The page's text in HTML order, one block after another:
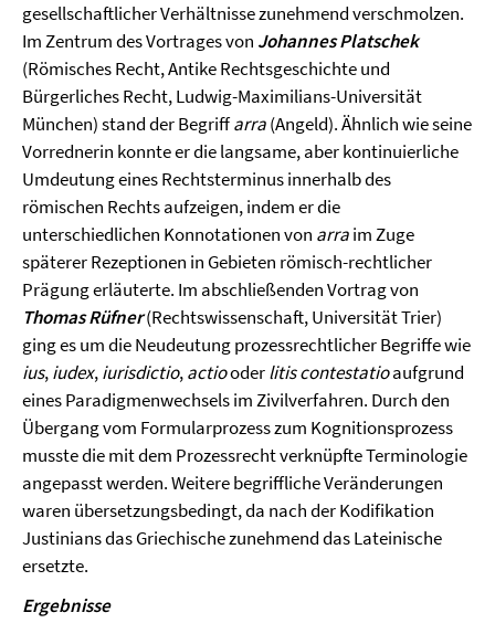
gesellschaftlicher Verhältnisse zunehmend verschmolzen.
Im Zentrum des Vortrages von Johannes Platschek
(Römisches Recht, Antike Rechtsgeschichte und
Bürgerliches Recht, Ludwig-Maximilians-Universität
München) stand der Begriffarra(Angeld). Ähnlich wie seine
Vorrednerin konnte er die langsame, aber kontinuierliche
Umdeutung eines Rechtsterminus innerhalb des
römischen Rechts aufzeigen, indem er die
unterschiedlichen Konnotationen von arraim Zuge
späterer Rezeptionen in Gebieten römisch-rechtlicher
Prägung erläuterte. Im abschließenden Vortrag von
Thomas Rüfner(Rechtswissenschaft, Universität Trier)
ging es um die Neu­deutung prozessrechtlicher Begriffe wie
ius,iudex,iurisdictio,actiooderlitis contestatioaufgrund
eines Paradigmenwechsels im Zivilverfahren. Durch den
Übergang vom Formular­prozess zum Kognitionsprozess
musste die mit dem Prozessrecht verknüpfte Terminologie
angepasst werden. Weitere begriffliche Veränderungen
waren übersetzungsbedingt, da nach der Kodifikation
Justinians das Griechische zunehmend das Lateinische
ersetzte.
Ergebnisse